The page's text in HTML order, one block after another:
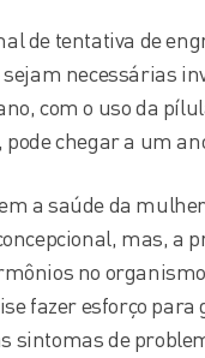
de tentativa de
necessárias
com o uso da
chegar a um
a saúde da
mas, a
no
fazer esforço para
sintomas de